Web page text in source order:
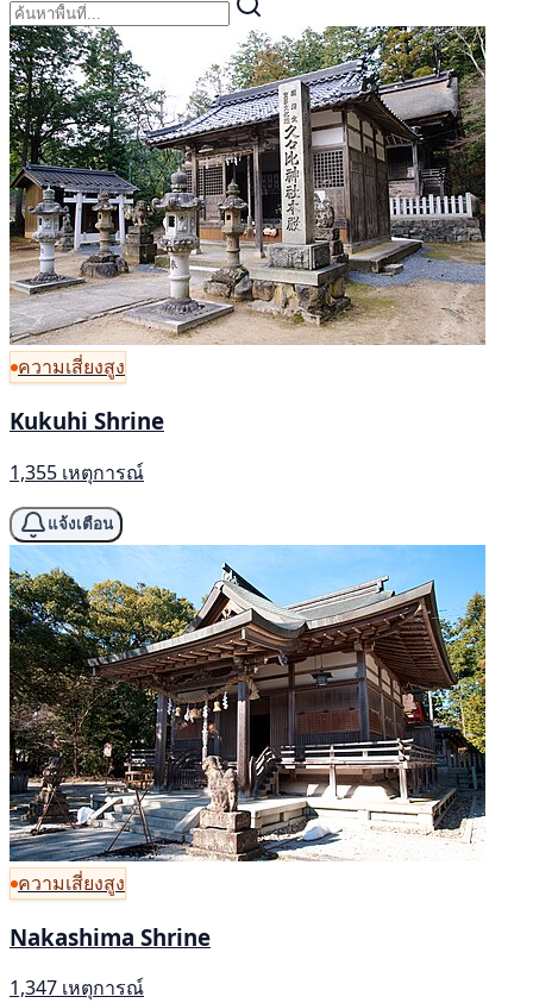
ความเสี่ยงสูง
Kukuhi Shrine
1,355 เหตุการณ์
แจ้งเตือน
ความเสี่ยงสูง
Nakashima Shrine
1,347 เหตุการณ์